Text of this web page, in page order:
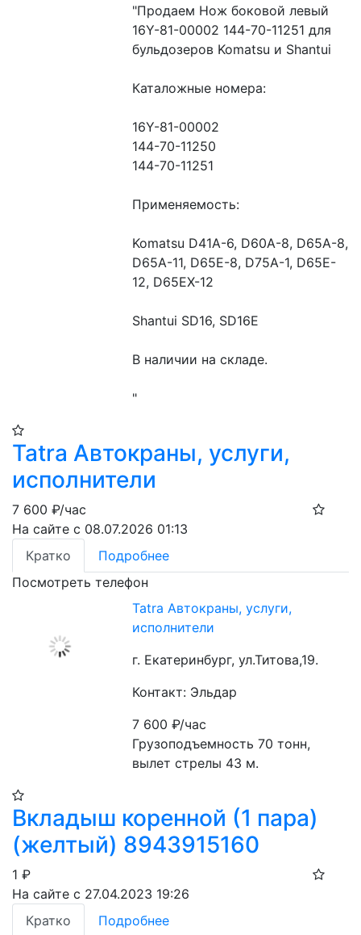
"Продаем Нож боковой левый
16Y-81-00002 144-70-11251 для
бульдозеров Komatsu и Shantui
Каталожные номера:
16Y-81-00002
144-70-11250
144-70-11251
Применяемость:
Komatsu D41A-6, D60A-8, D65A-8,
D65A-11, D65E-8, D75A-1, D65E-
12, D65EX-12
Shantui SD16, SD16E
В наличии на складе.
"
Tatra Автокраны, услуги,
исполнители
7 600 ₽/час
На сайте с 08.07.2026 01:13
Кратко
Подробнее
Посмотреть телефон
Tatra Автокраны, услуги,
исполнители
г. Екатеринбург, ул.Титова,19.
Контакт: Эльдар
7 600₽/час
Грузоподъемность 70 тонн,
вылет стрелы 43 м.
Вкладыш коренной (1 пара)
(желтый) 8943915160
1 ₽
На сайте с 27.04.2023 19:26
Кратко
Подробнее